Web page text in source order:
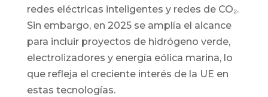
redes eléctricas inteligentes y redes de CO₂.
Sin embargo, en 2025 se amplía el alcance
para incluir proyectos de hidrógeno verde,
electrolizadores y energía eólica marina, lo
que refleja el creciente interés de la UE en
estas tecnologías.